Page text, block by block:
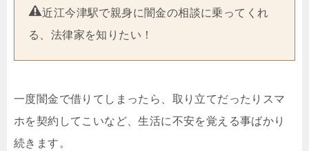
近江今津駅で親身に闇金の相談に乗ってくれ
る、法律家を知りたい！
一度闇金で借りてしまったら、取り立てだったりスマ
ホを契約してこいなど、生活に不安を覚える事ばかり
続きます。